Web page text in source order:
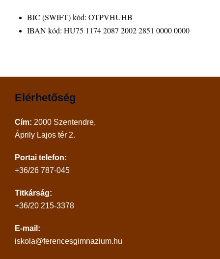
BIC (SWIFT) kód: OTPVHUHB
IBAN kód: HU75 1174 2087 2002 2851 0000 0000
Elérhetőség
Cím: 2000 Szentendre,
Áprily Lajos tér 2.
Portai telefon:
+36/26 787-045
Titkárság:
+36/20 215-3378
E-mail:
iskola@ferencesgimnazium.hu